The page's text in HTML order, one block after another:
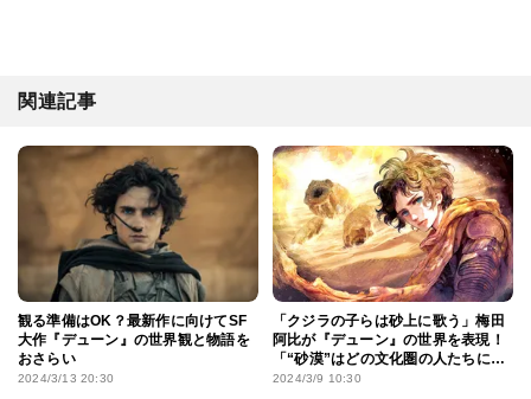
関連記事
観る準備はOK？最新作に向けてSF
大作『デューン』の世界観と物語を
おさらい
2024/3/13 20:30
「クジラの子らは砂上に歌う」梅田
阿比が『デューン』の世界を表現！
「“砂漠”はどの文化圏の人たちにも
根源的な憧れがある」
2024/3/9 10:30